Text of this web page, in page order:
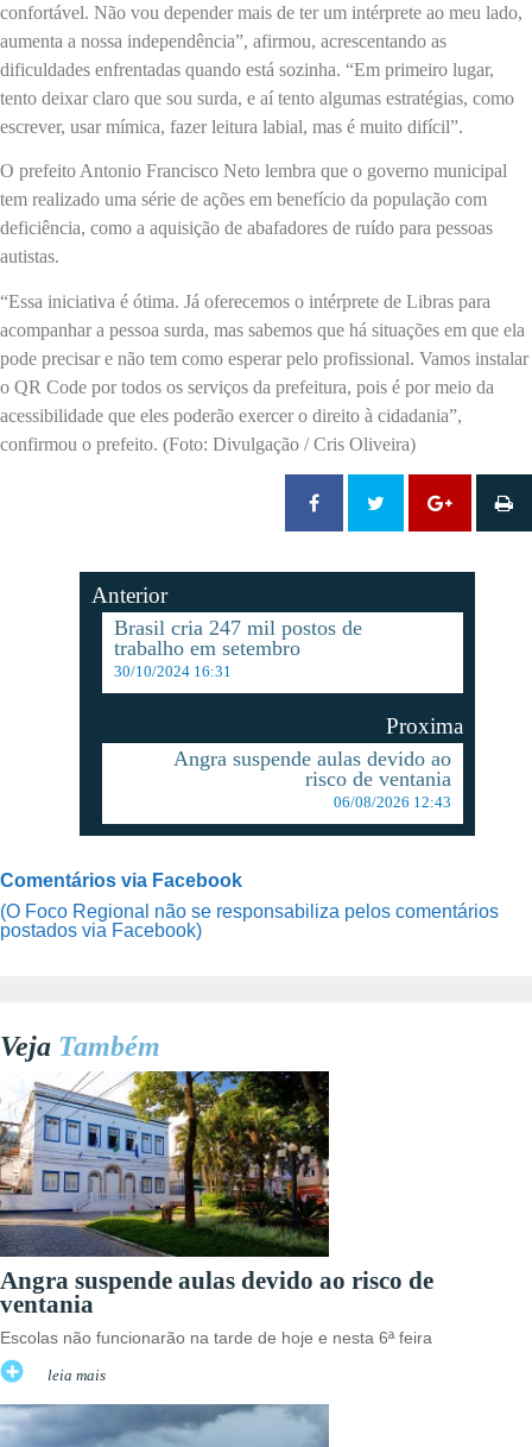
confortável. Não vou depender mais de ter um intérprete ao meu lado,
aumenta a nossa independência”, afirmou, acrescentando as
dificuldades enfrentadas quando está sozinha. “Em primeiro lugar,
tento deixar claro que sou surda, e aí tento algumas estratégias, como
escrever, usar mímica, fazer leitura labial, mas é muito difícil”.
O prefeito Antonio Francisco Neto lembra que o governo municipal
tem realizado uma série de ações em benefício da população com
deficiência, como a aquisição de abafadores de ruído para pessoas
autistas.
“Essa iniciativa é ótima. Já oferecemos o intérprete de Libras para
acompanhar a pessoa surda, mas sabemos que há situações em que ela
pode precisar e não tem como esperar pelo profissional. Vamos instalar
o QR Code por todos os serviços da prefeitura, pois é por meio da
acessibilidade que eles poderão exercer o direito à cidadania”,
confirmou o prefeito. (Foto: Divulgação / Cris Oliveira)
Anterior
Brasil cria 247 mil postos de
trabalho em setembro
30/10/2024 16:31
Proxima
Angra suspende aulas devido ao
risco de ventania
06/08/2026 12:43
Comentários via Facebook
(O Foco Regional não se responsabiliza pelos comentários
postados via Facebook)
Veja Também
Angra suspende aulas devido ao risco de
ventania
Escolas não funcionarão na tarde de hoje e nesta 6ª feira
leia mais